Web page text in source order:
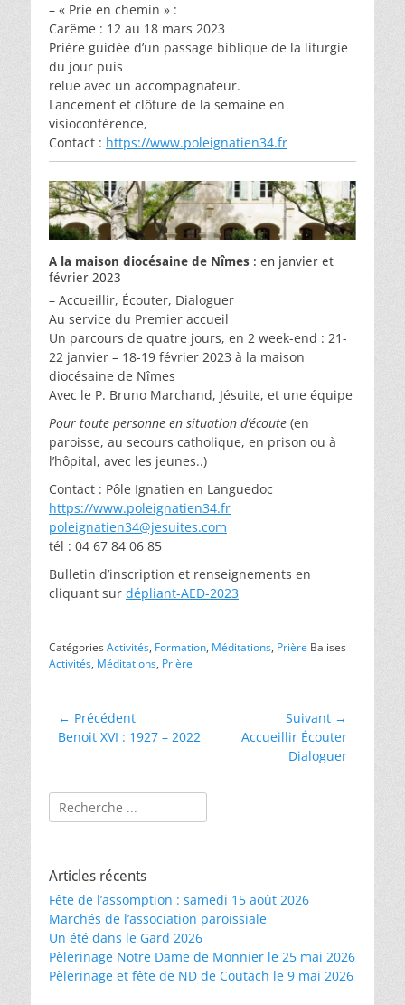
– « Prie en chemin » :
Carême : 12 au 18 mars 2023
Prière guidée d’un passage biblique de la liturgie
du jour puis
relue avec un accompagnateur.
Lancement et clôture de la semaine en
visioconférence,
Contact : https://www.poleignatien34.fr
A la maison diocésaine de Nîmes : en janvier et
février 2023
– Accueillir, Écouter, Dialoguer
Au service du Premier accueil
Un parcours de quatre jours, en 2 week-end : 21-
22 janvier – 18-19 février 2023 à la maison
diocésaine de Nîmes
Avec le P. Bruno Marchand, Jésuite, et une équipe
Pour toute personne en situation d’écoute (en
paroisse, au secours catholique, en prison ou à
l’hôpital, avec les jeunes..)
Contact : Pôle Ignatien en Languedoc
https://www.poleignatien34.fr
poleignatien34@jesuites.com
tél : 04 67 84 06 85
Bulletin d’inscription et renseignements en
cliquant sur dépliant-AED-2023
CatégoriesActivités, Formation, Méditations, Prière Balises
Activités, Méditations, Prière
Navigation
de
← Précédent
Article
Benoit XVI : 1927 – 2022
Suivant →
Accueillir Écouter
Dialoguer
Rechercher :
Articles récents
Fête de l’assomption : samedi 15 août 2026
Marchés de l’association paroissiale
Un été dans le Gard 2026
Pèlerinage Notre Dame de Monnier le 25 mai 2026
Pèlerinage et fête de ND de Coutach le 9 mai 2026